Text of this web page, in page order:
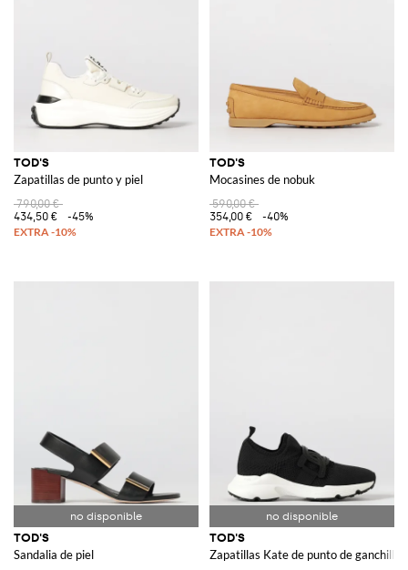
TOD'S
Zapatillas de punto y piel
790,00 €
434,50 €
-45%
TOD'S
Mocasines de nobuk
590,00 €
354,00 €
-40%
TOD'S
Sandalia de piel
TOD'S
Zapatillas Kate de punto de ganchillo